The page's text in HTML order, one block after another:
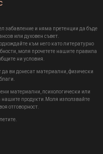
забавление и няма претенции да бъде
или духовен съвет.
към него като литературно
моля прочетете нашите правила
ни условия.
да ви донесат материални, физически
материални, психологически или
нашите продукти.Моля използвайте
отговорност.